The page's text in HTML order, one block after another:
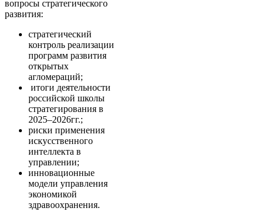
вопросы стратегического
развития:
стратегический
контроль реализации
программ развития
открытых
агломераций;
итоги деятельности
российской школы
стратегирования в
2025–2026гг.;
риски применения
искусственного
интеллекта в
управлении;
инновационные
модели управления
экономикой
здравоохранения.